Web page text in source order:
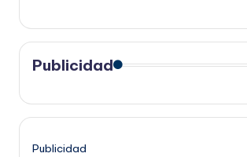
Publicidad
Publicidad